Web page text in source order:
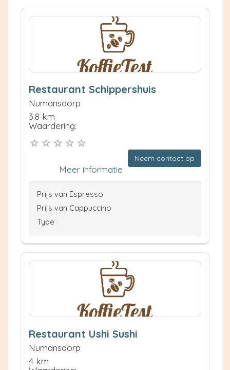
Restaurant Schippershuis
Numansdorp
3.8 km
Waardering:
Neem contact op
Meer informatie
Prijs van Espresso
Prijs van Cappuccino
Type
Restaurant Ushi Sushi
Numansdorp
4 km